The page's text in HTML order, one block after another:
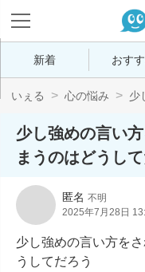
新着 おす
いぇる 心の悩み 少
少し強めの言い
まうのはどうし
匿名 不明
2025年7月28日
少し強めの言い方を
うしてだろう